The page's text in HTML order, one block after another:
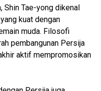
Shin Tae-yong dikenal
kuat dengan
muda. Filosofi
pembangunan Persija
aktif mempromosikan